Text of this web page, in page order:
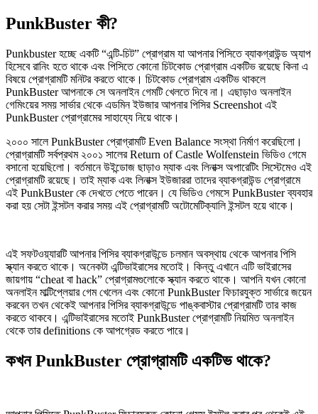
PunkBuster কী?
Punkbuster হচ্ছে একটি “এন্টি-চিট” প্রোগ্রাম যা আপনার পিসিতে ব্যাকগ্রাউন্ড অ্যাপ
হিসেবে রানিং হতে থাকে এবং পিসিতে কোনো চিটকোড প্রোগ্রাম একটিভ রয়েছে কিনা এ
বিষয়ে প্রোগ্রামটি মনিটর করতে থাকে। চিটকোড প্রোগ্রাম একটিভ থাকলে
PunkBuster আপনাকে সে অনলাইন গেমটি খেলতে দিবে না। এছাড়াও অনলাইন
গেমিংয়ের সময় সার্ভার থেকে এডমিন ইউজার আপনার পিসির Screenshot এই
PunkBuster প্রোগ্রামের সাহায্যে নিয়ে থাকে।
২০০০ সালে PunkBuster প্রোগ্রামটি Even Balance সংস্থা নির্মাণ করেছিলো।
প্রোগ্রামটি সর্বপ্রথম ২০০১ সালের Return of Castle Wolfenstein ভিডিও গেমে
বসানো হয়েছিলো। বর্তমানে উইন্ডোজ ছাড়াও ম্যাক এবং লিনাক্স অপারেটিং সিস্টেমেও এই
প্রোগ্রামটি রয়েছে। তাই ম্যাক এবং লিনাক্স ইউজাররা তাদের ব্যাকগ্রাউন্ড প্রোগ্রামে
এই PunkBuster কে দেখতে পেতে পারেন। যে ভিডিও গেমসে PunkBuster ব্যবহার
করা হয় সেটা ইন্সটল করার সময় এই প্রোগ্রামটি অটোমেটিক্যালি ইন্সটল হয়ে থাকে।
এই সফটওয়্যারটি আপনার পিসির ব্যাকগ্রাউন্ডে চলমান অবস্থায় থেকে আপনার পিসি
স্ক্যান করতে থাকে। অনেকটা এন্টিভাইরাসের মতোই। কিন্তু এখানে এটি ভাইরাসের
জায়গায় “cheat বা hack” প্রোগ্রামগুলোকে স্ক্যান করতে থাকে। আপনি যখন কোনো
অনলাইন মাল্টিপ্লেয়ার গেম খেলেন এবং কোনো PunkBuster ফিচারযুক্ত সার্ভারে জয়েন
করবেন তখন থেকেই আপনার পিসির ব্যাকগ্রাউন্ডে পাঙ্কবাস্টার প্রোগ্রামটি তার কাজ
করতে থাকবে। এন্টিভাইরাসের মতোই PunkBuster প্রোগ্রামটি নিয়মিত অনলাইন
থেকে তার definitions কে আপগ্রেড করতে পারে।
কখন PunkBuster প্রোগ্রামটি একটিভ থাকে?